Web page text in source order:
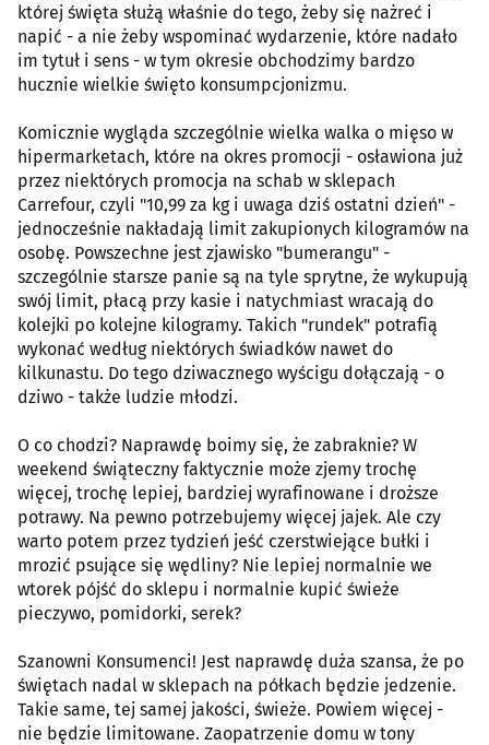
której święta służą właśnie do tego, żeby się nażreć i
napić - a nie żeby wspominać wydarzenie, które nadało
im tytuł i sens - w tym okresie obchodzimy bardzo
hucznie wielkie święto konsumpcjonizmu.
Komicznie wygląda szczególnie wielka walka o mięso w
hipermarketach, które na okres promocji - osławiona już
przez niektórych promocja na schab w sklepach
Carrefour, czyli "10,99 za kg i uwaga dziś ostatni dzień" -
jednocześnie nakładają limit zakupionych kilogramów na
osobę. Powszechne jest zjawisko "bumerangu" -
szczególnie starsze panie są na tyle sprytne, że wykupują
swój limit, płacą przy kasie i natychmiast wracają do
kolejki po kolejne kilogramy. Takich "rundek" potrafią
wykonać według niektórych świadków nawet do
kilkunastu. Do tego dziwacznego wyścigu dołączają - o
dziwo - także ludzie młodzi.
O co chodzi? Naprawdę boimy się, że zabraknie? W
weekend świąteczny faktycznie może zjemy trochę
więcej, trochę lepiej, bardziej wyrafinowane i droższe
potrawy. Na pewno potrzebujemy więcej jajek. Ale czy
warto potem przez tydzień jeść czerstwiejące bułki i
mrozić psujące się wędliny? Nie lepiej normalnie we
wtorek pójść do sklepu i normalnie kupić świeże
pieczywo, pomidorki, serek?
Szanowni Konsumenci! Jest naprawdę duża szansa, że po
świętach nadal w sklepach na półkach będzie jedzenie.
Takie same, tej samej jakości, świeże. Powiem więcej -
nie będzie limitowane. Zaopatrzenie domu w tony